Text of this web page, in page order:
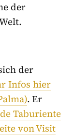
der
der
Infos hier
. Er
Taburiente
von Visit